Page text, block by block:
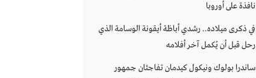
نافذة على أوروبا
في ذكرى ميلاده.. رشدي أباظة أيقونة الوسامة الذي
رحل قبل أن يُكمل آخر أفلامه
ساندرا بولوك ونيكول كيدمان تفاجئان جمهور